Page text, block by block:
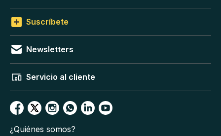
Suscríbete
Newsletters
Servicio al cliente
¿Quiénes somos?